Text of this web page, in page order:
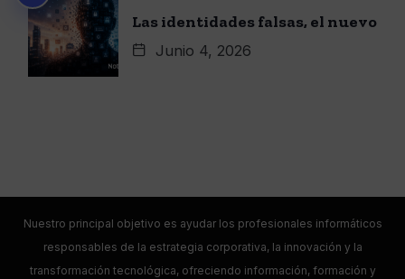
Las identidades falsas, el nuevo
Junio 4, 2026
Nuestro principal objetivo es ayudar los profesionales informáticos
responsables de la estrategia corporativa, la innovación y la
transformación tecnológica, ofreciendo información, formación y